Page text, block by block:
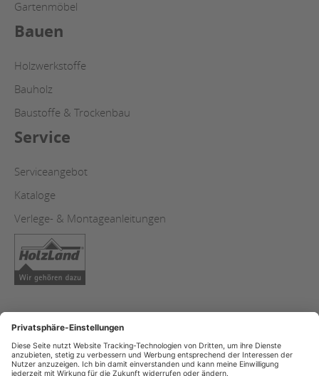
Gartenmöbel
Bauen
Holzwerkstoffe
Bauholz
Baustoffe & Trockenbau
Service
Serviceangebot
Kataloge
Verlege- & Montageanleitungen